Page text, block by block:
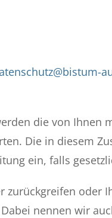
die von Ihnen
Die in diesem
ein, falls
oder
nennen wir